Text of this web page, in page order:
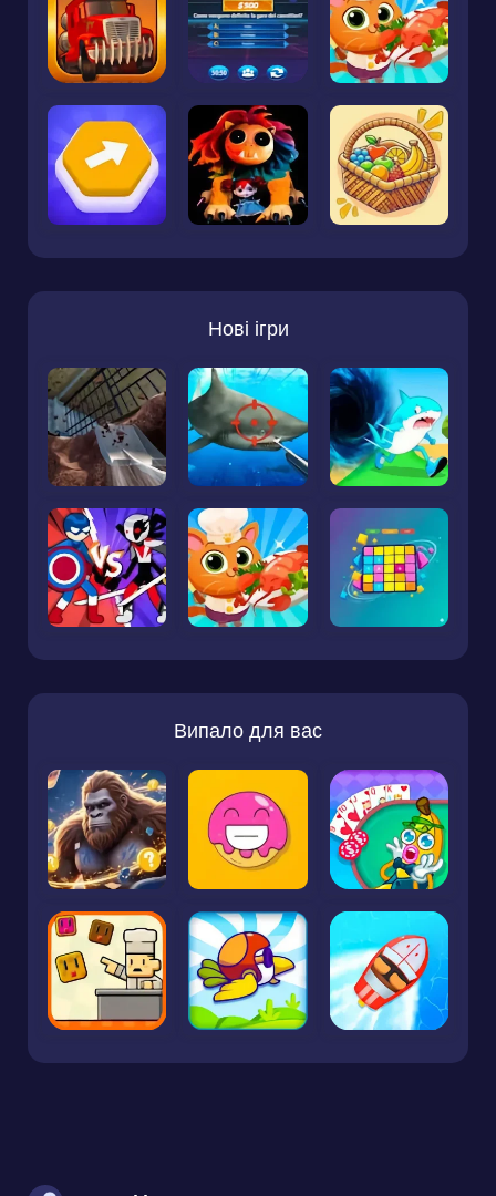
Нові ігри
Випало для вас